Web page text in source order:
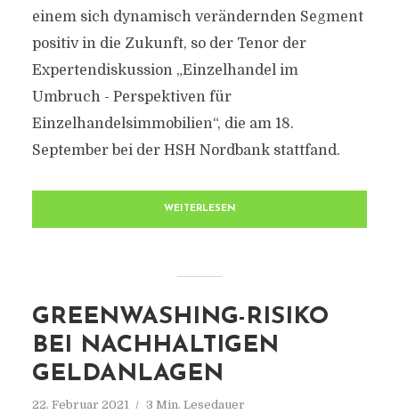
einem sich dynamisch verändernden Segment
positiv in die Zukunft, so der Tenor der
Expertendiskussion „Einzelhandel im
Umbruch - Perspektiven für
Einzelhandelsimmobilien“, die am 18.
September bei der HSH Nordbank stattfand.
WEITERLESEN
GREENWASHING-RISIKO
BEI NACHHALTIGEN
GELDANLAGEN
22. Februar 2021 3 Min. Lesedauer